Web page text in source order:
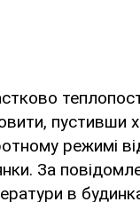
пустивши
режимі
За
в